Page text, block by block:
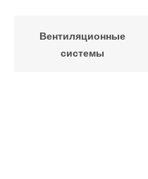
Вентиляционные
системы